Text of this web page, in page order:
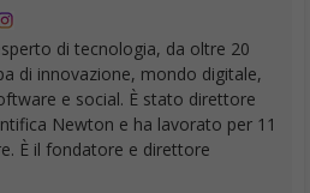
di tecnologia, da oltre 20
di innovazione, mondo digitale,
e social. È stato direttore
Newton e ha lavorato per 11
È il fondatore e direttore